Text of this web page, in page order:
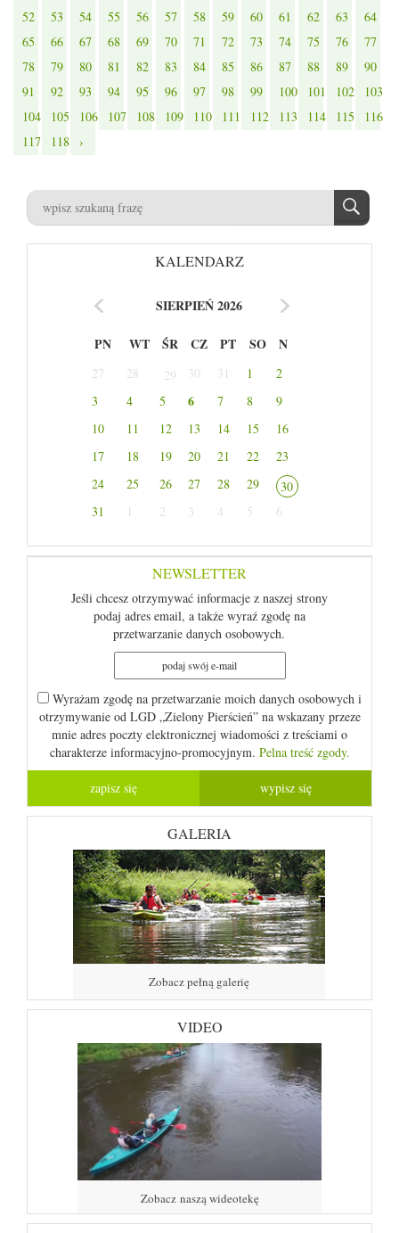
52
53 54 55 56 57 58 59 60 61 62 63
64
65
66 67 68 69 70 71 72 73 74 75 76
77
78
79 80 81 82 83 84 85 86 87 88 89
90
91
92 93 94 95 96 97 98 99 100 101 102
103
104
105 106 107 108 109 110 111 112 113 114 115
116
117
118 ›
KALENDARZ
SIERPIEŃ 2026
PN WT ŚR CZ PT SO N
27 28 29 30 31 1
2
3
4 5 6 7 8
9
10
11 12 13 14 15
16
17
18 19 20 21 22
23
24
25 26 27 28 29
30
31
1 2 3 4 5 6
NEWSLETTER
Jeśli chcesz otrzymywać informacje z naszej strony
podaj adres email, a także wyraź zgodę na
przetwarzanie danych osobowych.
Wyrażam zgodę na przetwarzanie moich danych osobowych i
otrzymywanie od LGD „Zielony Pierścień” na wskazany przeze
mnie adres poczty elektronicznej wiadomości z treściami o
charakterze informacyjno-promocyjnym. Pelna treść zgody.
GALERIA
Zobacz pełną galerię
VIDEO
Zobacz naszą wideotekę